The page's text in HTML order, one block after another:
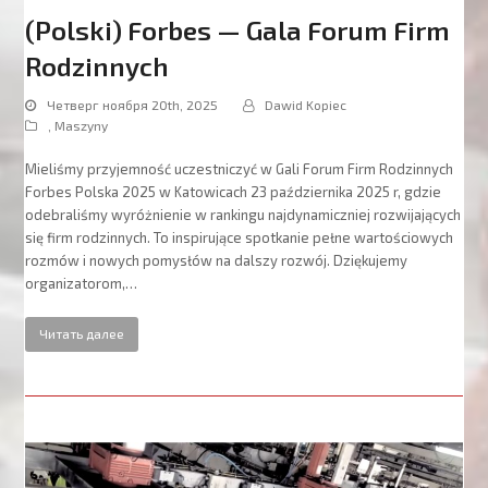
(Polski) Forbes — Gala Forum Firm
Rodzinnych
Четверг ноября 20th, 2025
Dawid Kopiec
Maszyny
Mieliśmy przyjemność uczestniczyć w Gali Forum Firm Rodzinnych
Forbes Polska 2025 w Katowicach 23 października 2025 r, gdzie
odebraliśmy wyróżnienie w rankingu najdynamiczniej rozwijających
się firm rodzinnych. To inspirujące spotkanie pełne wartościowych
rozmów i nowych pomysłów na dalszy rozwój. Dziękujemy
organizatorom,…
Читать далее